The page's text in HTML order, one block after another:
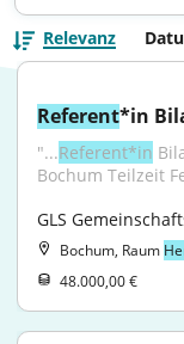
Relevanz
Referent*in
"...Referent*in
Bochum Teilzeit
GLS
Bochum, Raum
48.000,00 €